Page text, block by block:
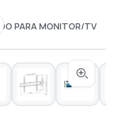
PARA MONITOR/TV